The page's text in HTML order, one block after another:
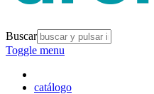
Buscar
Toggle menu
catálogo